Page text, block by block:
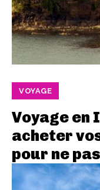
VOYAGE
Voyage en
acheter
pour ne